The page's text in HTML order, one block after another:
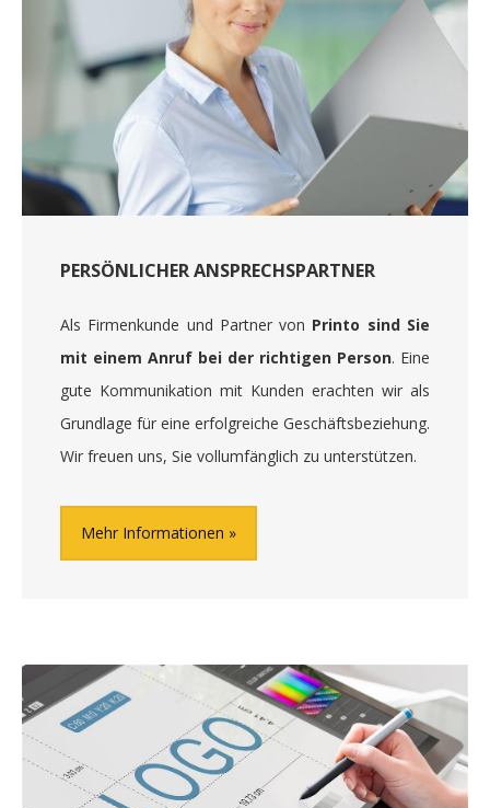
PERSÖNLICHER ANSPRECHSPARTNER
Als Firmenkunde und Partner von Printo sind Sie
mit einem Anruf bei der richtigen Person. Eine
gute Kommunikation mit Kunden erachten wir als
Grundlage für eine erfolgreiche Geschäftsbeziehung.
Wir freuen uns, Sie vollumfänglich zu unterstützen.
Mehr Informationen